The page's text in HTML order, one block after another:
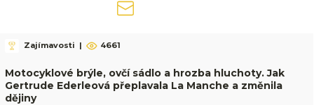
Zajímavosti | 4661
Motocyklové brýle, ovčí sádlo a hrozba hluchoty. Jak
Gertrude Ederleová přeplavala La Manche a změnila
dějiny